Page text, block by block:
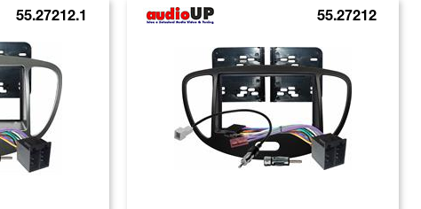
55.27212.1 55.27212